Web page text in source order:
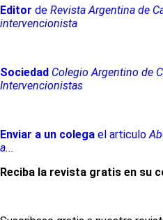
Editor de Revista Argentina de
intervencionista
Sociedad Colegio Argentino de
Intervencionistas
Enviar a un colega el articulo
a...
Reciba la revista gratis en su